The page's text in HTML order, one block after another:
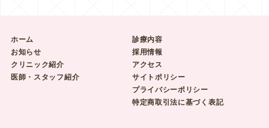
ホーム
お知らせ
クリニック紹介
医師・スタッフ紹介
診療内容
採用情報
アクセス
サイトポリシー
プライバシーポリシー
特定商取引法に基づく表記